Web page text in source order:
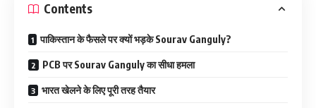
Contents
पाकिस्तान के फैसले पर क्यों भड़के Sourav Ganguly?
PCB पर Sourav Ganguly का सीधा हमला
भारत खेलने के लिए पूरी तरह तैयार